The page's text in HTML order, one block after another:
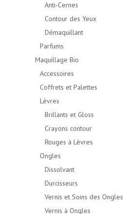
Anti-Cernes
Contour des Yeux
Démaquillant
Parfums
Maquillage Bio
Accessoires
Coffrets et Palettes
Lèvres
Brillants et Gloss
Crayons contour
Rouges à Lèvres
Ongles
Dissolvant
Durcisseurs
Vernis et Soins des Ongles
Vernis à Ongles